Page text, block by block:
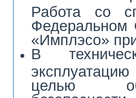
Работа со
Федеральном
«Имплэсо»
В
целью